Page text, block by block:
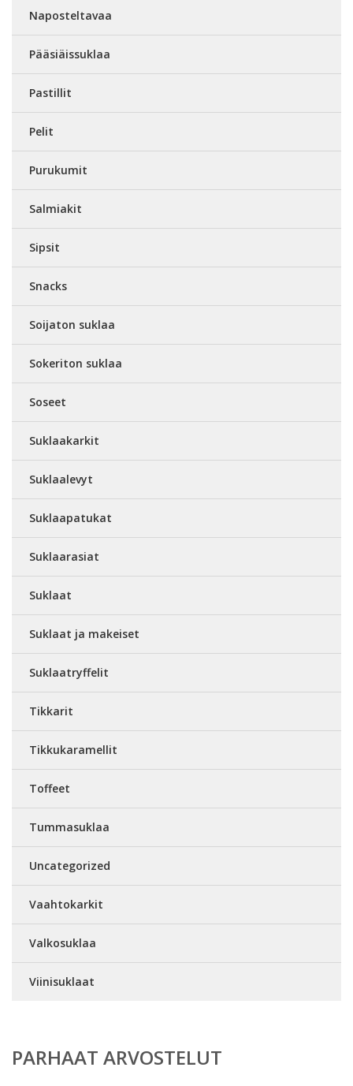
Naposteltavaa
Pääsiäissuklaa
Pastillit
Pelit
Purukumit
Salmiakit
Sipsit
Snacks
Soijaton suklaa
Sokeriton suklaa
Soseet
Suklaakarkit
Suklaalevyt
Suklaapatukat
Suklaarasiat
Suklaat
Suklaat ja makeiset
Suklaatryffelit
Tikkarit
Tikkukaramellit
Toffeet
Tummasuklaa
Uncategorized
Vaahtokarkit
Valkosuklaa
Viinisuklaat
PARHAAT ARVOSTELUT